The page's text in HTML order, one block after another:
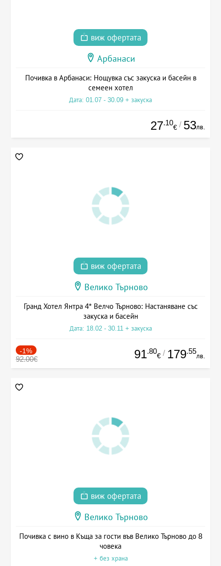
виж офертата
Арбанаси
Почивка в Арбанаси: Нощувка със закуска и басейн в
семеен хотел
Дата: 01.07 - 30.09 + закуска
27.10
€ / 53лв.
виж офертата
Велико Търново
Гранд Хотел Янтра 4* Велчо Търново: Настаняване със
закуска и басейн
Дата: 18.02 - 30.11 + закуска
-1%
92.00€ 91.80
€ / 179.55
лв.
виж офертата
Велико Търново
Почивка с вино в Къща за гости във Велико Търново до 8
човека
+ без храна